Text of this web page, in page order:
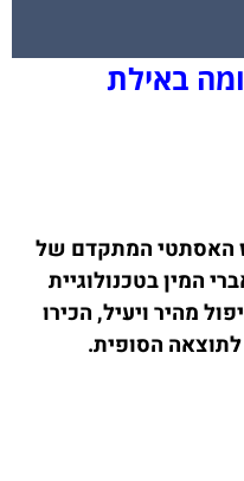
באילת
האסתטי המתקדם של
המין בטכנולוגיית
מהיר ויעיל, הכירו
הסופית.